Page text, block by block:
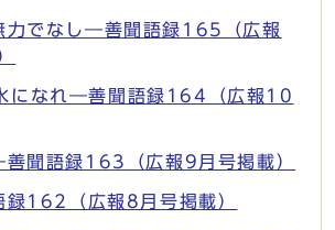
力でなし―善聞語録165（広報
なれ―善聞語録164（広報10
聞語録163（広報9月号掲載）
162（広報8月号掲載）